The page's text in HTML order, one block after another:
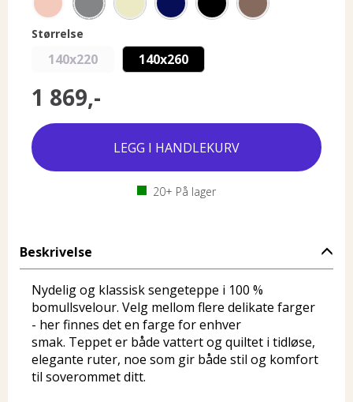
Størrelse
140x220 140x260
1 869,-
20+ På lager
Beskrivelse
Nydelig og klassisk sengeteppe i 100 %
bomullsvelour. Velg mellom flere delikate farger
- her finnes det en farge for enhver
smak. Teppet er både vattert og quiltet i tidløse,
elegante ruter, noe som gir både stil og komfort
til soverommet ditt.